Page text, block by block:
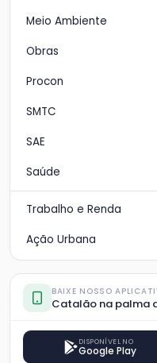
Meio Ambiente
Obras
Procon
SMTC
SAE
Saúde
Trabalho e Renda
Ação Urbana
BAIXE NOSSO
Catalão na palma
DISPONÍVEL NO
Google Play